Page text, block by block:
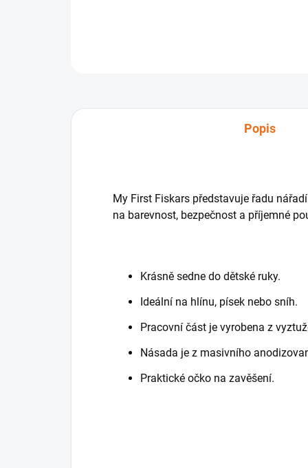
Popis
My First Fiskars představuje řadu
na barevnost, bezpečnost a příjemné
Krásně sedne do dětské ruky.
Ideální na hlínu, písek nebo sníh.
Pracovní část je vyrobena z
Násada je z masivního
Praktické očko na zavěšení.